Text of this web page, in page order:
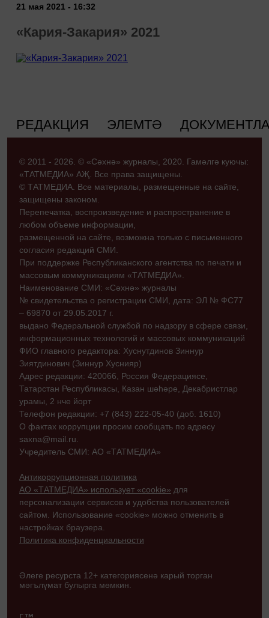
21 мая 2021 - 16:32
«Кария-Закария» 2021
РЕДАКЦИЯ ЭЛЕМТӘ
© 2011 - 2026. © «Сәхнә» журналы, 2020. Гамәлгә куючы:
«ТАТМЕДИА» АҖ. Все права защищены.
© ТАТМЕДИА. Все материалы, размещенные на сайте,
защищены законом.
Перепечатка, воспроизведение и распространение в
любом объеме информации,
размещенной на сайте, возможна только с письменного
согласия редакций СМИ.
При поддержке Республиканского агентства по печати и
массовым коммуникациям «ТАТМЕДИА».
Наименование СМИ: «Сәхнә» журналы
№ свидетельства о регистрации СМИ, дата: ЭЛ № ФС77
– 69870 от 29.05.2017 г.
выдано Федеральной службой по надзору в сфере связи,
информационных технологий и массовых коммуникаций
ФИО главного редактора: Хуснутдинов Зиннур
Зиятдинович (Зиннур Хуснияр)
Адрес редакции: 420066, Россия Федерациясе,
Татарстан Республикасы, Казан шәһәре, Декабристлар
урамы, 2 нче йорт
Телефон редакции: +7 (843) 222-05-40 (доб. 1610)
О фактах коррупции просим сообщать по адресу
saxna@mail.ru.
Учредитель СМИ: АО «ТАТМЕДИА»
Антикоррупционная политика
АО «ТАТМЕДИА» использует «cookie» для
персонализации сервисов и удобства пользователей
сайтом. Использование «cookie» можно отменить в
настройках браузера.
Политика конфиденциальности
Әлеге ресурста 12+ категориясенә карый торган
мәгълүмат булырга мөмкин.